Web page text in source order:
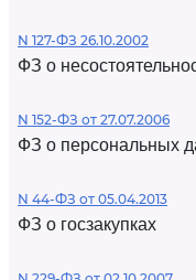
N 127-ФЗ 26.10.2002
ФЗ о
N 152-ФЗ от 27.07.2006
ФЗ о персональных
N 44-ФЗ от 05.04.2013
ФЗ о госзакупках